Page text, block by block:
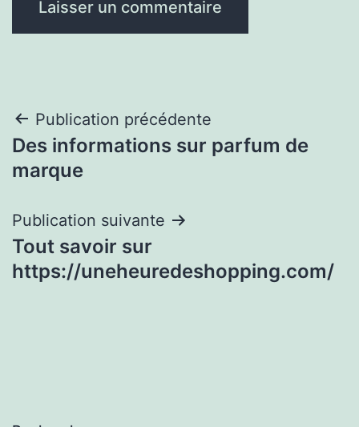
Navigation
de
Publication précédente
Des informations sur parfum de
marque
Publication suivante
Tout savoir sur
https://uneheuredeshopping.com/